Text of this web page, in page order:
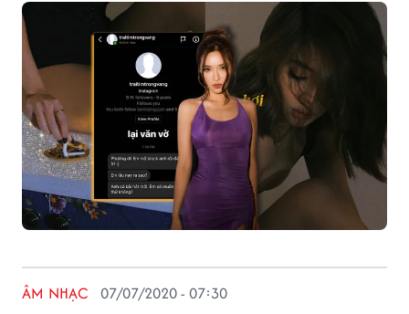
ÂM NHẠC 07/07/2020 - 07:30